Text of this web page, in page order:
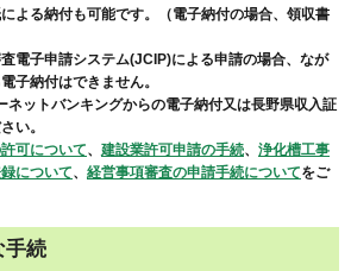
よる納付も可能です。（電子納付の場合、領収書
電子申請システム(JCIP)による申請の場合、なが
子納付はできません。
ットバンキングからの電子納付又は長野県収入証
い。
可について、 建設業許可申請の手続、 浄化槽工事
について、 経営事項審査の申請手続についてをご
手続